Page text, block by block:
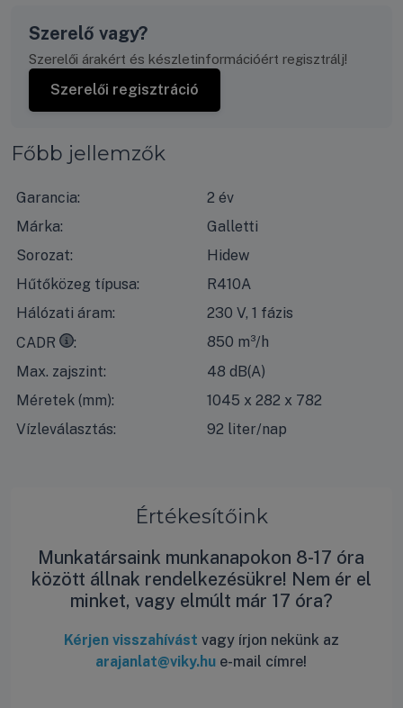
Szerelő vagy?
Szerelői árakért és készletinformációért regisztrálj!
Szerelői regisztráció
Főbb jellemzők
Garancia:
2 év
Márka:
Galletti
Sorozat:
Hidew
Hűtőközeg típusa:
R410A
Hálózati áram:
230 V, 1 fázis
CADR
850 m³/h
CADR = Clean Air Delivery Rate, azaz a tiszta levegő
Max. zajszint:
48 dB(A)
Méretek (mm):
1045 x 282 x 782
Vízleválasztás:
92 liter/nap
Értékesítőink
Munkatársaink munkanapokon 8-17 óra
között állnak rendelkezésükre! Nem ér el
minket, vagy elmúlt már 17 óra?
Kérjen visszahívást vagy írjon nekünk az
arajanlat@viky.hu e-mail címre!